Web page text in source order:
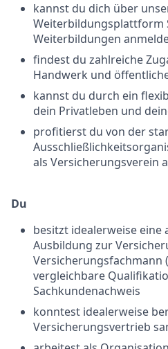
kannst du dich über
Weiterbildungsplattform
Weiterbildungen
findest du zahlreiche
Handwerk und
kannst du durch ein
dein Privatleben und
profitierst du von der
als Versicherungsverein
Du
besitzt idealerweise eine
Ausbildung zur
Versicherungsfachmann
vergleichbare
Sachkundenachweis
konntest idealerweise
Versicherungsvertrieb